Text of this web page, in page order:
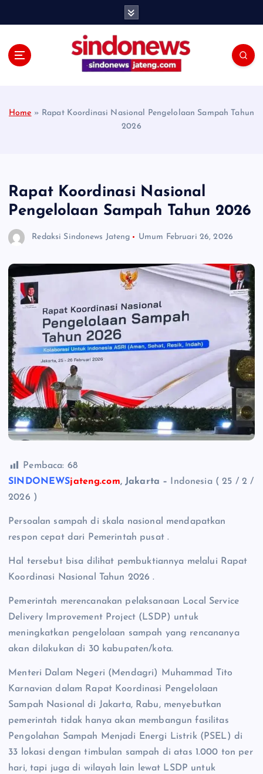
Home » Rapat Koordinasi Nasional Pengelolaan Sampah Tahun
2026
Rapat Koordinasi Nasional
Pengelolaan Sampah Tahun 2026
Redaksi Sindonews Jateng Umum Februari 26, 2026
Pembaca: 68
SINDONEWSjateng.com, Jakarta – Indonesia ( 25 / 2 /
2026 )
Persoalan sampah di skala nasional mendapatkan
respon cepat dari Pemerintah pusat .
Hal tersebut bisa dilihat pembuktiannya melalui Rapat
Koordinasi Nasional Tahun 2026 .
Pemerintah merencanakan pelaksanaan Local Service
Delivery Improvement Project (LSDP) untuk
meningkatkan pengelolaan sampah yang rencananya
akan dilakukan di 30 kabupaten/kota.
Menteri Dalam Negeri (Mendagri) Muhammad Tito
Karnavian dalam Rapat Koordinasi Pengelolaan
Sampah Nasional di Jakarta, Rabu, menyebutkan
pemerintah tidak hanya akan membangun fasilitas
Pengolahan Sampah Menjadi Energi Listrik (PSEL) di
33 lokasi dengan timbulan sampah di atas 1.000 ton per
hari, tapi juga di wilayah lain lewat LSDP untuk